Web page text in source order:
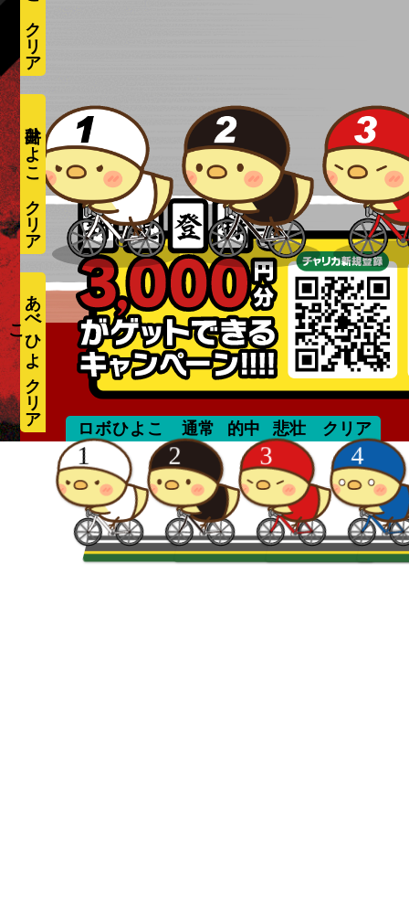
ロボひよこ 通常 的中 悲壮
井出ひよこ
あ
べ
ひ
よ
こ takizawa